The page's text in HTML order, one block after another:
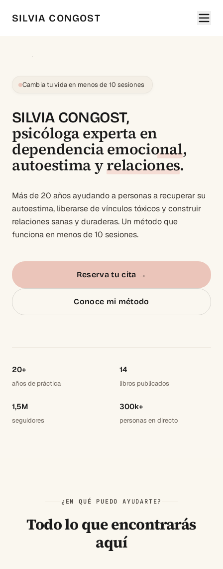
SILVIA CONGOST
Cambia tu vida en menos de 10 sesiones
SILVIA CONGOST,
psicóloga experta en
dependencia emocional,
autoestimayrelaciones.
Más de 20 años ayudando a personas a recuperar su
autoestima, liberarse de vínculos tóxicos y construir
relaciones sanas y duraderas. Un método que
funciona en menos de 10 sesiones.
Reserva tu cita →
Conoce mi método
20+
años de práctica
14
libros publicados
1,5M
seguidores
300k+
personas en directo
¿EN QUÉ PUEDO AYUDARTE?
Todo lo que encontrarás
aquí